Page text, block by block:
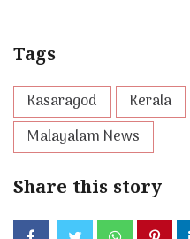
Tags
Kasaragod Kerala
Malayalam News
Share this story